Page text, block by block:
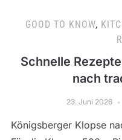
GOOD TO KNOW,
Schnelle
nach
23. Juni 2026
Königsberger Klopse